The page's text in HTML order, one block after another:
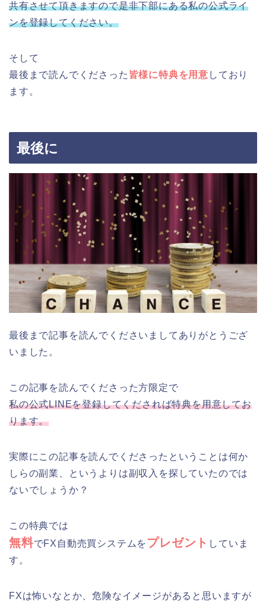
共有させて頂きますので是非下部にある私の公式ライ
ンを登録してください。
そして
最後まで読んでくださった 皆様に特典を用意 しており
ます。
最後に
最後まで記事を読んでくださいましてありがとうござ
いました。
この記事を読んでくださった方限定で
私の公式LINEを登録してくだされば特典を用意してお
ります。
実際にこの記事を読んでくださったということは何か
しらの副業、というよりは副収入を探していたのでは
ないでしょうか？
この特典では
無料でFX自動売買システムをプレゼント していま
す。
FXは怖いなとか、危険なイメージがあると思いますが